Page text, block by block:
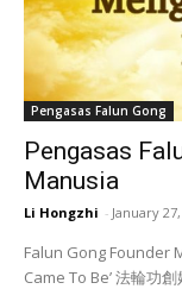
Pengasas Falun Gong
Pengasas
Manusia
Li Hongzhi - January
Falun Gong Founder
Came To Be’ 法輪功